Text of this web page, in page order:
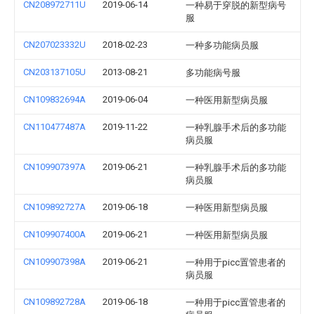
CN208972711U 2019-06-14
一种易于穿脱的新型病号
服
CN207023332U 2018-02-23 一种多功能病员服
CN203137105U 2013-08-21 多功能病号服
CN109832694A 2019-06-04 一种医用新型病员服
CN110477487A 2019-11-22
一种乳腺手术后的多功能
病员服
CN109907397A 2019-06-21
一种乳腺手术后的多功能
病员服
CN109892727A 2019-06-18 一种医用新型病员服
CN109907400A 2019-06-21 一种医用新型病员服
CN109907398A 2019-06-21
一种用于picc置管患者的
病员服
CN109892728A 2019-06-18
一种用于picc置管患者的